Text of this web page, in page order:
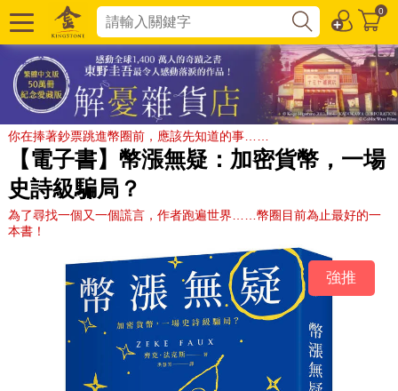
0
你在捧著鈔票跳進幣圈前，應該先知道的事……
【電子書】幣漲無疑：加密貨幣，一場
史詩級騙局？
為了尋找一個又一個謊言，作者跑遍世界……幣圈目前為止最好的一
本書！
強推